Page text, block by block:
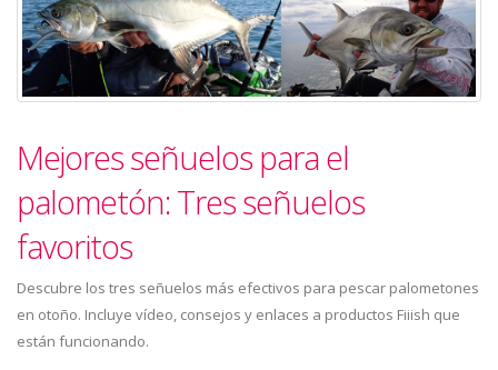
Mejores señuelos para el
palometón: Tres señuelos
favoritos
Descubre los tres señuelos más efectivos para pescar palometones
en otoño. Incluye vídeo, consejos y enlaces a productos Fiiish que
están funcionando.